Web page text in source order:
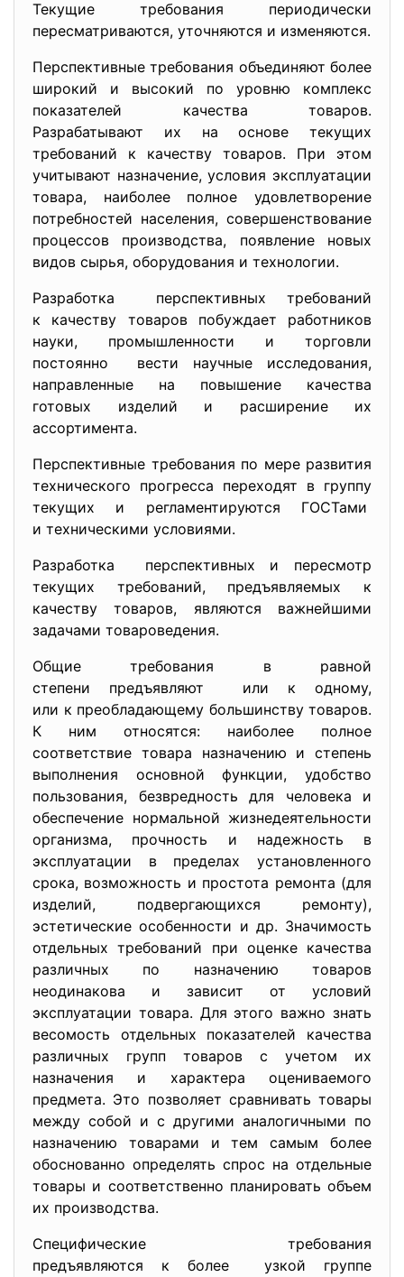
Текущие требования периодически
пересматриваются, уточняются и изменяются.
Перспективные требования объединяют более
широкий и высокий по уровню комплекс
показателей качества товаров.
Разрабатывают их на основе текущих
требований к качеству товаров. При этом
учитывают назначение, условия эксплуатации
товара, наиболее полное удовлетворение
потребностей населения, совершенствование
процессов производства, появление новых
видов сырья, оборудования и технологии.
Разработка перспективных требований
к качеству товаров побуждает работников
науки, промышленности и торговли
постоянно вести научные исследования,
направленные на повышение качества
готовых изделий и расширение их
ассортимента.
Перспективные требования по мере развития
технического прогресса переходят в группу
текущих и регламентируются ГОСТами
и техническими условиями.
Разработка перспективных и пересмотр
текущих требований, предъявляемых к
качеству товаров, являются важнейшими
задачами товароведения.
Общие требования в равной
степени предъявляют или к одному,
или к преобладающему большинству товаров.
К ним относятся: наиболее полное
соответствие товара назначению и степень
выполнения основной функции, удобство
пользования, безвредность для человека и
обеспечение нормальной жизнедеятельности
организма, прочность и надежность в
эксплуатации в пределах установленного
срока, возможность и простота ремонта (для
изделий, подвергающихся ремонту),
эстетические особенности и др. Значимость
отдельных требований при оценке качества
различных по назначению товаров
неодинакова и зависит от условий
эксплуатации товара. Для этого важно знать
весомость отдельных показателей качества
различных групп товаров с учетом их
назначения и характера оцениваемого
предмета. Это позволяет сравнивать товары
между собой и с другими аналогичными по
назначению товарами и тем самым более
обоснованно определять спрос на отдельные
товары и соответственно планировать объем
их производства.
Специфические требования
предъявляются к более узкой группе